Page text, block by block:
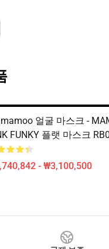
얼굴 마스크 -
FUNKY 플랫 마스크
- ₩3,100,500